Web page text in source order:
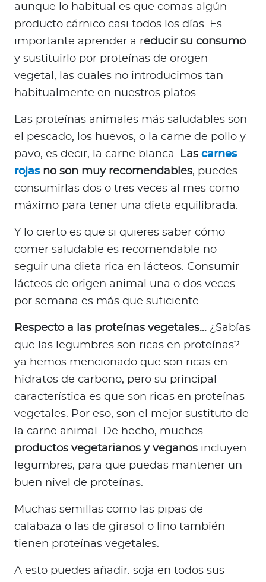
aunque lo habitual es que comas algún
producto cárnico casi todos los días. Es
importante aprender a reducir su consumo
y sustituirlo por proteínas de orogen
vegetal, las cuales no introducimos tan
habitualmente en nuestros platos.
Las proteínas animales más saludables son
el pescado, los huevos, o la carne de pollo y
pavo, es decir, la carne blanca. Las carnes
rojasno son muy recomendables, puedes
consumirlas dos o tres veces al mes como
máximo para tener una dieta equilibrada.
Y lo cierto es que si quieres saber cómo
comer saludable es recomendable no
seguir una dieta rica en lácteos. Consumir
lácteos de origen animal una o dos veces
por semana es más que suficiente.
Respecto a las proteínas vegetales… ¿Sabías
que las legumbres son ricas en proteínas?
ya hemos mencionado que son ricas en
hidratos de carbono, pero su principal
característica es que son ricas en proteínas
vegetales. Por eso, son el mejor sustituto de
la carne animal. De hecho, muchos
productos vegetarianos y veganos incluyen
legumbres, para que puedas mantener un
buen nivel de proteínas.
Muchas semillas como las pipas de
calabaza o las de girasol o lino también
tienen proteínas vegetales.
A esto puedes añadir: soja en todos sus